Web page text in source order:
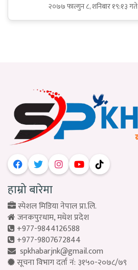
२०७७ फाल्गुन ८, शनिबार १९:१३ गते
हाम्रो बारेमा
स्पेशल मिडिया नेपाल प्रा.लि.
जनकपुरधाम, मधेश प्रदेश
+977-9844126588
+977-9807672844
spkhabarjnk@gmail.com
सूचना विभाग दर्ता नं: ३१५०-२०७८/७९